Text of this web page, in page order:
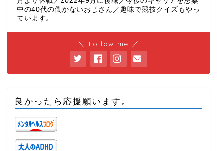
中の40代の働かないおじさん／趣味で競技クイズもやっ
ています。
＼ Follow me ／
良かったら応援願います。